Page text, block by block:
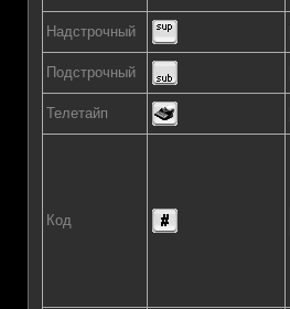
Надстрочный
Подстрочный
Телетайп
Код